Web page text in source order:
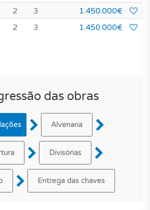
2 3
1.450.000€
2 3 1.450.000€
das obras
Alvenaria
Divisórias
Entrega das chaves